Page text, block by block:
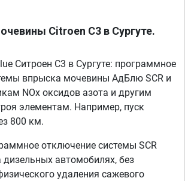
Citroen C3 в Сургуте.
Ситроен C3 в Сургуте: программное
впрыска мочевины АдБлю SCR и
NOx оксидов азота и другим
элементам. Например, пуск
800 км.
отключение системы SCR
дизельных автомобилях, без
удаления сажевого